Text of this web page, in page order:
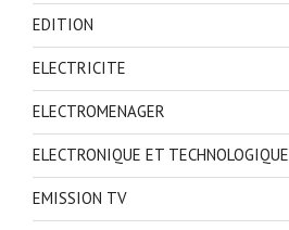
EDITION
ELECTRICITE
ELECTROMENAGER
ELECTRONIQUE ET TECHNOLOGIQUE
EMISSION TV